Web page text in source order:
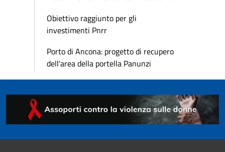
Obiettivo raggiunto per gli
investimenti Pnrr
Porto di Ancona: progetto di recupero
dell'area della portella Panunzi